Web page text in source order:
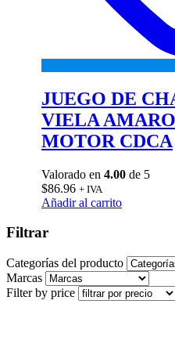
JUEGO DE
VIELA
MOTOR CDCA
Valorado en 4.00 de 5
$86.96 + IVA
Añadir al carrito
Filtrar
Categorías del producto
Marcas
Filter by price